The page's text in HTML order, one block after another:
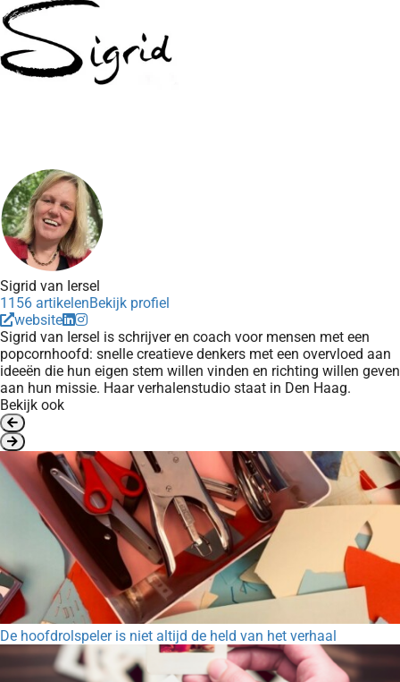
Sigrid van Iersel
1156 artikelenBekijk profiel
website
Sigrid van Iersel is schrijver en coach voor mensen met een
popcornhoofd: snelle creatieve denkers met een overvloed aan
ideeën die hun eigen stem willen vinden en richting willen geven
aan hun missie. Haar verhalenstudio staat in Den Haag.
Bekijk ook
De hoofdrolspeler is niet altijd de held van het verhaal